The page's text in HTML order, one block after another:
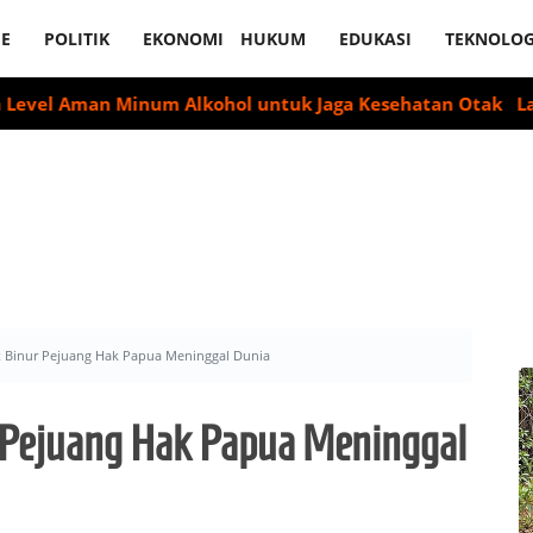
POLITIK EKONOMI HUKUM EDUKASI
Minum Alkohol untuk Jaga Kesehatan Otak Labour
Pejuang Hak Papua Meninggal Dunia
Hak Papua Meninggal